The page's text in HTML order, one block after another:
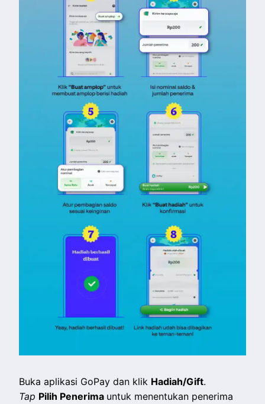
Buka aplikasi GoPay dan klik Hadiah/Gift.
Tap Pilih Penerima untuk menentukan penerima